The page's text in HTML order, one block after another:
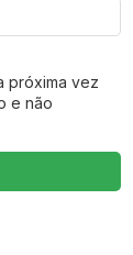
próxima vez
e não